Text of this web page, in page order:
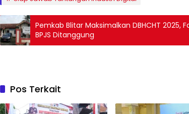
Pemkab Blitar Maksimalkan DBHCHT 2025,
BPJS Ditanggung
Pos Terkait